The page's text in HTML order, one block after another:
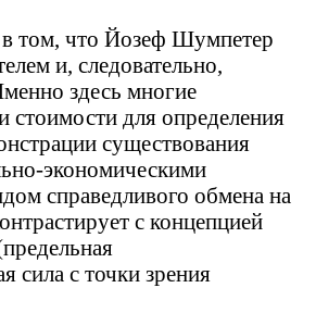
в том, что Йозеф Шумпетер
и, следовательно,
здесь многие
стоимости для определения
существования
экономическими
справедливого обмена на
с концепцией
сила с точки зрения